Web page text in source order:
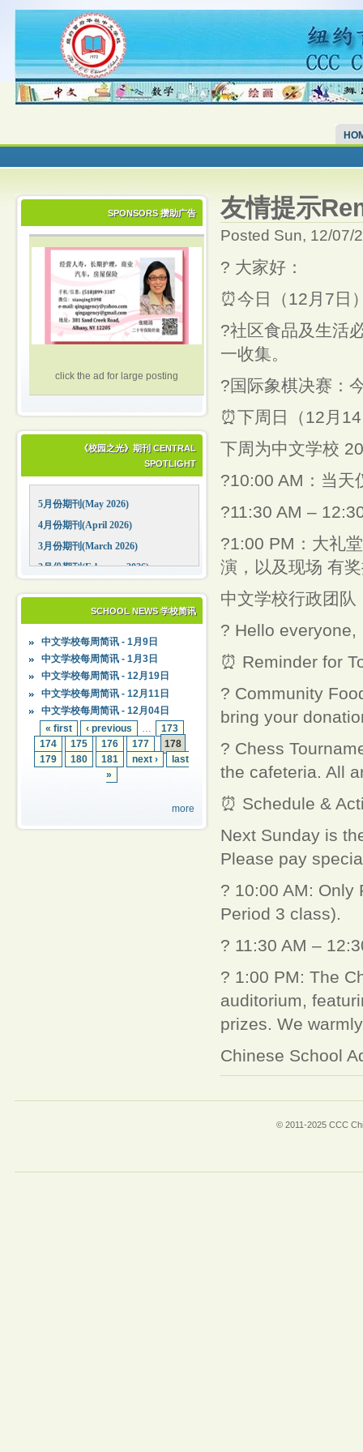
SPONSORS 攒助广告
click the ad for large posting
《校园之光》期刊 CENTRAL
SPOTLIGHT
5月份期刊(May 2026)
4月份期刊(April 2026)
3月份期刊(March 2026)
2月份期刊(February 2026)
12月份期刊(December 2025)
10月份期刊(October 2025)
09月份期刊(September 2025)
SCHOOL NEWS 学校简讯
中文学校每周简讯 - 1月9日
中文学校每周简讯 - 1月3日
中文学校每周简讯 - 12月19日
中文学校每周简讯 - 12月11日
中文学校每周简讯 - 12月04日
« first
‹ previous …
173
174
175 176 177
178
179
180 181 next ›
last
»
more
友情提示
Posted Sun, 12/07/
? 大家好：
⏰今日（12月7日
?社区食品及生活
一收集。
?国际象棋决赛：
⏰下周日（12月
下周为中文学校
?10:00 AM：当天
?11:30 AM –
?1:00 PM：大礼
演，以及现场 有
中文学校行政团队
? Hello everyone,
⏰ Reminder for
? Community
bring your
? Chess
the cafeteria. All
⏰ Schedule &
Next Sunday is
Please pay
? 10:00 AM: Only
Period 3 class).
? 11:30 AM –
? 1:00 PM: The
auditorium,
prizes. We
Chinese School
© 2011-2025 CCC